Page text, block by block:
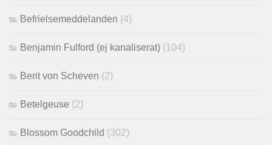
Befrielsemeddelanden (4)
Benjamin Fulford (ej kanaliserat) (104)
Berit von Scheven (2)
Betelgeuse (2)
Blossom Goodchild (302)